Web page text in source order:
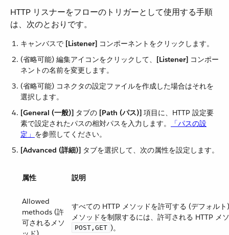
HTTP リスナーをフローのトリガーとして使用する手順
は、次のとおりです。
キャンバスで ​ [Listener] ​ コンポーネントをクリックします。
(省略可能) 編集アイコンをクリックして、​ [Listener] ​ コンポー
ネントの名前を変更します。
(省略可能) コネクタの設定ファイルを作成した場合はそれを
選択します。
[General (一般)] ​ タブの ​ [Path (パス)] ​ 項目に、HTTP 設定要
素で設定されたパスの相対パスを入力します。​
「パスの設
定」 ​を参照してください。
[Advanced (詳細)] ​ タブを選択して、次の属性を設定します。
属性 説明
Allowed
methods (許
可されるメソ
すべての HTTP メソッドを許可する (デフォル
メソッドを制限するには、許可される HTTP メ
POST,GET ​)。